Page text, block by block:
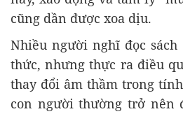
cũng dần được xoa dịu.
Nhiều người nghĩ đọc
thức, nhưng thực ra điều
thay đổi âm thầm trong
con người thường trở nên